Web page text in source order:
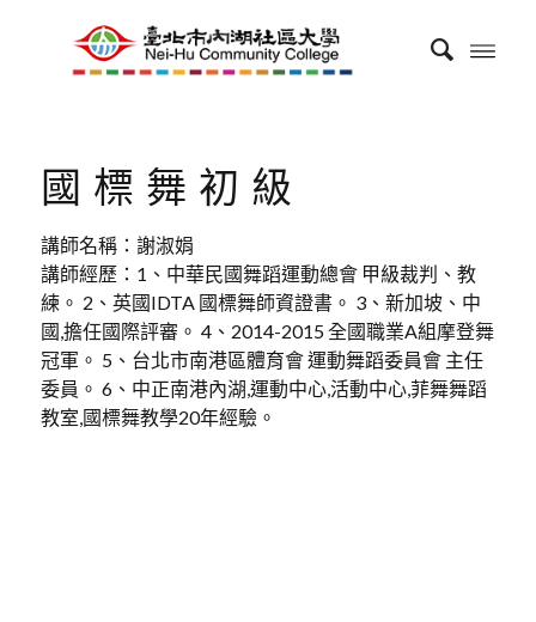
國標舞初級
講師名稱：謝淑娟
講師經歷：1、中華民國舞蹈運動總會 甲級裁判、教
練。 2、英國IDTA 國標舞師資證書。 3、新加坡、中
國,擔任國際評審。 4、2014-2015 全國職業A組摩登舞
冠軍。 5、台北市南港區體育會 運動舞蹈委員會 主任
委員。 6、中正南港內湖,運動中心,活動中心,菲舞舞蹈
教室,國標舞教學20年經驗。